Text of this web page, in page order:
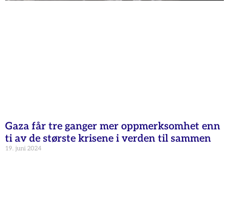
Gaza får tre ganger mer oppmerksomhet enn
ti av de største krisene i verden til sammen
19. juni 2024